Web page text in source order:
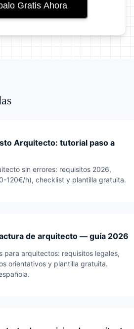
Gratis Ahora
Arquitecto: tutorial paso a
sin errores: requisitos 2026,
120€/h), checklist y plantilla gratuita.
de arquitecto — guía 2026
para arquitectos: requisitos legales,
orientativos y plantilla gratuita.